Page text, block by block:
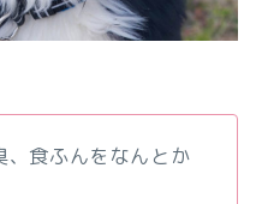
、食ふんをなんとか